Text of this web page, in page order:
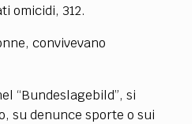
omicidi, 312.
convivevano
“Bundeslagebild”, si
su denunce sporte o sui